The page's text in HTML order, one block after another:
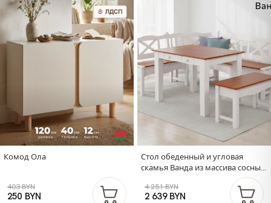
Комод Ола
403 BYN
250 BYN
Стол обеденный и угловая
скамья Ванда из массива сосны /
4 251 BYN
2 639 BYN